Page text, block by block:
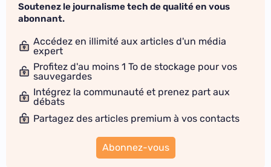
Soutenez le journalisme tech de qualité en vous
abonnant.
Accédez en illimité aux articles d'un média
expert
Profitez d'au moins 1 To de stockage pour vos
sauvegardes
Intégrez la communauté et prenez part aux
débats
Partagez des articles premium à vos contacts
Abonnez-vous